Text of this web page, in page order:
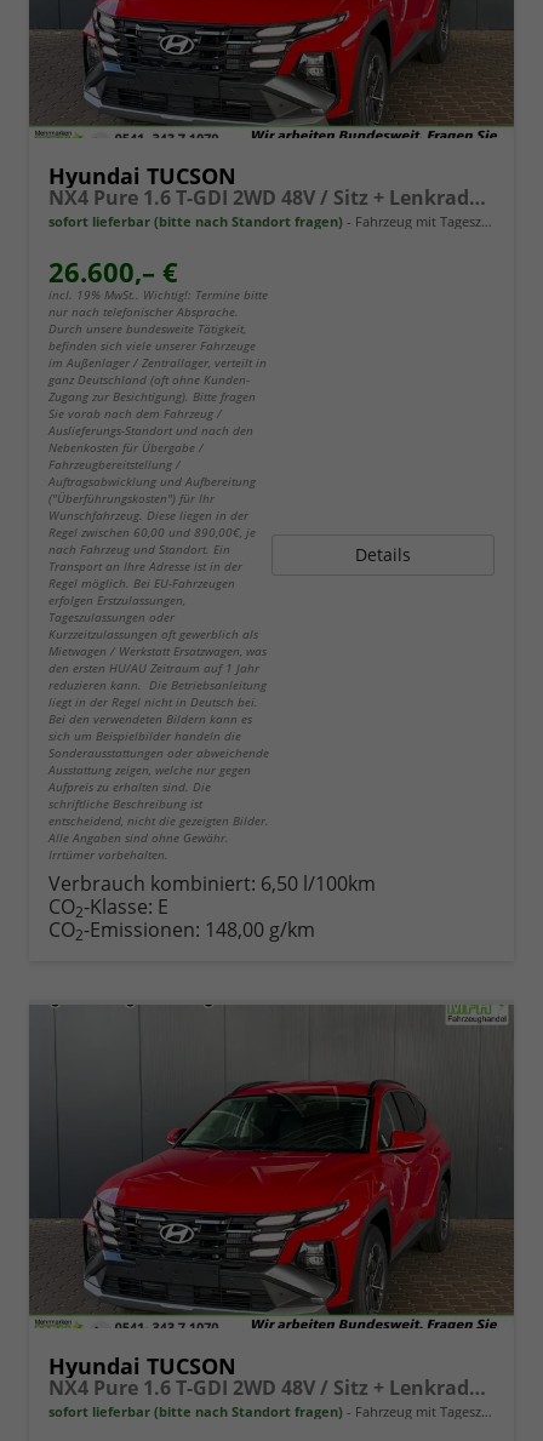
Hyundai TUCSON
NX4 Pure 1.6 T-GDI 2WD 48V / Sitz + Lenkradheiz. LED Tempomat Alu 17"
sofort lieferbar (bitte nach Standort fragen) Fahrzeug mit Tageszulassung
26.600,– €
incl. 19% MwSt.. Wichtig!: Termine bitte
nur nach telefonischer Absprache.
Durch unsere bundesweite Tätigkeit,
befinden sich viele unserer Fahrzeuge
im Außenlager / Zentrallager, verteilt in
ganz Deutschland (oft ohne Kunden-
Zugang zur Besichtigung). Bitte fragen
Sie vorab nach dem Fahrzeug /
Auslieferungs-Standort und nach den
Nebenkosten für Übergabe /
Fahrzeugbereitstellung /
Auftragsabwicklung und Aufbereitung
("Überführungskosten") für Ihr
Wunschfahrzeug. Diese liegen in der
Regel zwischen 60,00 und 890,00€, je
nach Fahrzeug und Standort. Ein
Transport an Ihre Adresse ist in der
Regel möglich. Bei EU-Fahrzeugen
erfolgen Erstzulassungen,
Tageszulassungen oder
Kurzzeitzulassungen oft gewerblich als
Mietwagen / Werkstatt Ersatzwagen, was
den ersten HU/AU Zeitraum auf 1 Jahr
reduzieren kann. Die Betriebsanleitung
liegt in der Regel nicht in Deutsch bei.
Bei den verwendeten Bildern kann es
sich um Beispielbilder handeln die
Sonderausstattungen oder abweichende
Ausstattung zeigen, welche nur gegen
Aufpreis zu erhalten sind. Die
schriftliche Beschreibung ist
entscheidend, nicht die gezeigten Bilder.
Alle Angaben sind ohne Gewähr.
Irrtümer vorbehalten.
Details
Verbrauch kombiniert: 6,50 l/100km
CO2-Klasse: E
CO2-Emissionen: 148,00 g/km
Hyundai TUCSON
NX4 Pure 1.6 T-GDI 2WD 48V / Sitz + Lenkradheiz. LED Tempomat Alu 17"
sofort lieferbar (bitte nach Standort fragen) Fahrzeug mit Tageszulassung